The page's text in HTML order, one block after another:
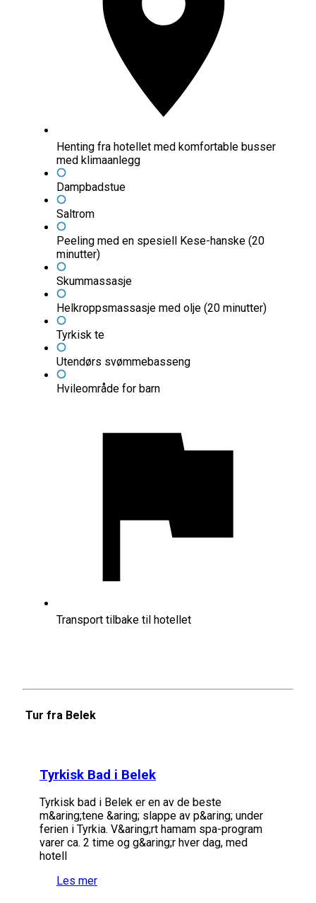
Henting fra hotellet med komfortable busser
med klimaanlegg
Dampbadstue
Saltrom
Peeling med en spesiell Kese-hanske (20
minutter)
Skummassasje
Helkroppsmassasje med olje (20 minutter)
Tyrkisk te
Utendørs svømmebasseng
Hvileområde for barn
Transport tilbake til hotellet
Tur fra Belek
Tyrkisk Bad i Belek
Tyrkisk bad i Belek er en av de beste
m&aring;tene &aring; slappe av p&aring; under
ferien i Tyrkia. V&aring;rt hamam spa-program
varer ca. 2 time og g&aring;r hver dag, med
hotell
Les mer